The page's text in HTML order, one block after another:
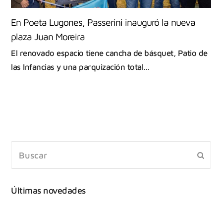
En Poeta Lugones, Passerini inauguró la nueva
plaza Juan Moreira
El renovado espacio tiene cancha de básquet, Patio de
las Infancias y una parquización total…
Últimas novedades